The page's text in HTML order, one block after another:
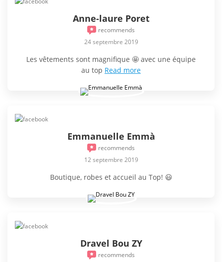
Anne-laure Poret
recommends
24 septembre 2019
Les vêtements sont magnifique 🤩 avec une équipe
au top Read more
Emmanuelle Emmà
recommends
12 septembre 2019
Boutique, robes et accueil au Top! 😃
Dravel Bou ZY
recommends